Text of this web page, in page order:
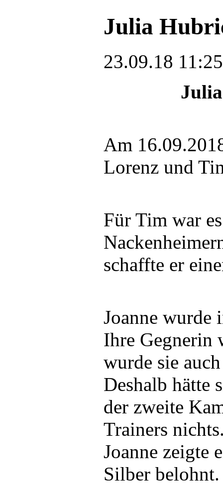
Julia
23.09.18 11:25
Am
Lorenz und
Für Tim war
schaffte er
Joanne wurde
Ihre Gegnerin
wurde sie
Deshalb hätte
der zweite
Trainers
Joanne zeigte
Silber belohnt.